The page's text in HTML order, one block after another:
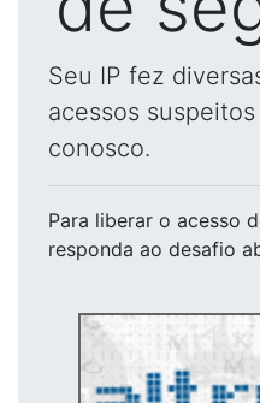
Seu IP fez
acessos
conosco.
Para liberar o acesso
responda ao desafio